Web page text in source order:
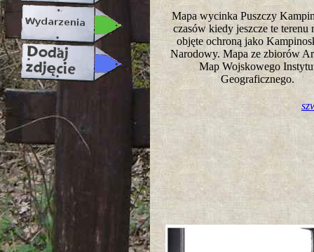
Mapa wycinka Puszczy
czasów kiedy jeszcze te terenu
objęte ochroną jako
Narodowy. Mapa ze zbiorów
Map Wojskowego
Geograficznego.